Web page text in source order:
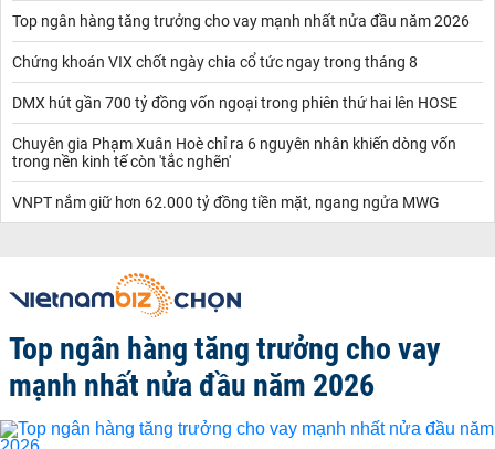
Top ngân hàng tăng trưởng cho vay mạnh nhất nửa đầu năm 2026
Chứng khoán VIX chốt ngày chia cổ tức ngay trong tháng 8
DMX hút gần 700 tỷ đồng vốn ngoại trong phiên thứ hai lên HOSE
Chuyên gia Phạm Xuân Hoè chỉ ra 6 nguyên nhân khiến dòng vốn
trong nền kinh tế còn 'tắc nghẽn'
VNPT nắm giữ hơn 62.000 tỷ đồng tiền mặt, ngang ngửa MWG
Top ngân hàng tăng trưởng cho vay
mạnh nhất nửa đầu năm 2026